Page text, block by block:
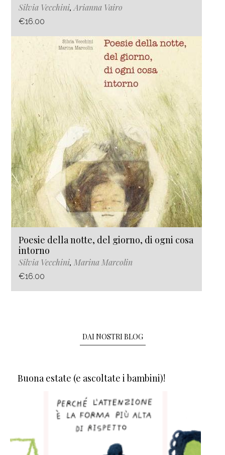
Silvia Vecchini, Arianna Vairo
€16.00
Poesie della notte, del giorno, di ogni cosa
intorno
Silvia Vecchini, Marina Marcolin
€16.00
DAI NOSTRI BLOG
Buona estate (e ascoltate i bambini)!